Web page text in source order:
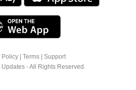
Policy Terms
Support
- All Rights Reserved.